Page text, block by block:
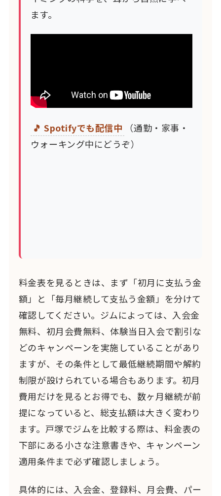
ます。
🎵 Spotifyでも配信中
（通勤・家事・
ウォーキング中にどうぞ）
料金表を見るときは、まず「初月に支払う金
額」と「毎月継続して支払う金額」を分けて
確認してください。ジムによっては、入会金
無料、初月会費無料、体験当日入会で割引な
どのキャンペーンを実施していることがあり
ますが、その条件として最低継続期間や解約
制限が設けられている場合もあります。初月
費用だけを見るとお得でも、数ヶ月継続が前
提になっていると、総支払額は大きく変わり
ます。戸塚でジムを比較する際は、料金表の
下部にある小さな注意書きや、キャンペーン
適用条件まで必ず確認しましょう。
具体的には、入会金、登録料、月会費、パー